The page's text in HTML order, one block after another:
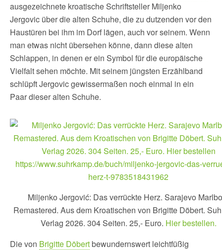
ausgezeichnete kroatische Schriftsteller Miljenko
Jergovic über die alten Schuhe, die zu dutzenden vor den
Haustüren bei ihm im Dorf lägen, auch vor seinem. Wenn
man etwas nicht übersehen könne, dann diese alten
Schlappen, in denen er ein Symbol für die europäische
Vielfalt sehen möchte. Mit seinem jüngsten Erzählband
schlüpft Jergovic gewissermaßen noch einmal in ein
Paar dieser alten Schuhe.
Miljenko Jergović: Das verrückte Herz. Sarajevo
Remastered. Aus dem Kroatischen von Brigitte Döbert.
Verlag 2026. 304 Seiten. 25,- Euro. Hier bestellen.
Die von Brigitte Döbertbewundernswert leichtfüßig